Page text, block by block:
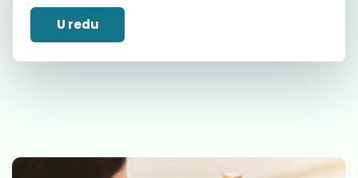
U redu
bilo kada, bilo gdje